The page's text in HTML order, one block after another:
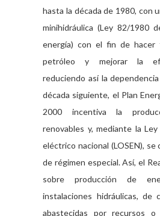
hasta la década de 1980, con
minihidráulica (Ley 82/1980
energía) con el fin de
petróleo y mejorar la
reduciendo así la
década siguiente, el Plan
2000 incentiva la
renovables y, mediante la
eléctrico nacional (LOSEN),
de régimen especial. Así, el
sobre producción de
instalaciones hidráulicas, de
abastecidas por recursos o